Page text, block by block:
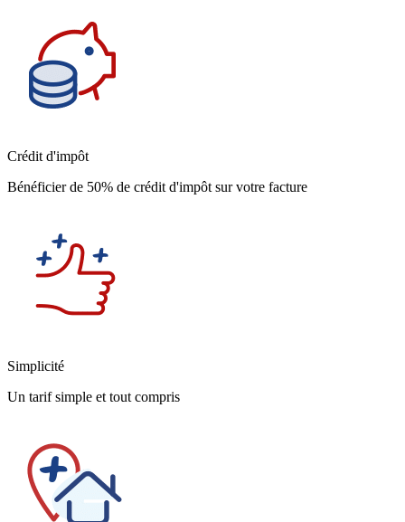
Crédit d'impôt
Bénéficier de 50% de crédit d'impôt sur votre facture
Simplicité
Un tarif simple et tout compris